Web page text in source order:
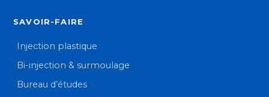
SAVOIR-FAIRE
Injection plastique
Bi-injection & surmoulage
Bureau d’études